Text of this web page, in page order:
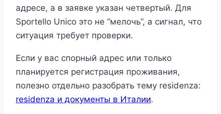
адресе, а в заявке указан четвертый. Для
Sportello Unico это не “мелочь”, а сигнал, что
ситуация требует проверки.
Если у вас спорный адрес или только
планируется регистрация проживания,
полезно отдельно разобрать тему residenza:
residenza и документы в Италии.